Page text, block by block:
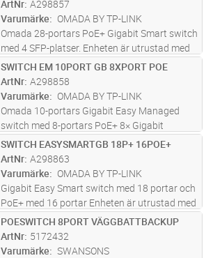
för ytterligare funktioner Centra...läs mer
ArtNr A298857
Varumärke
OMADA BY TP-LINK
Omada 28-portars PoE+ Gigabit Smart switch
med 4 SFP-platser. Enheten är utrustad med
24× Gigabit PoE+-portar, 4× Gigabit SFP-
kortplatser. Specifikationer inkluderar
802.3at/af, 250 W PoE Power, 1U 1
ST Lägg i kundvagn
SWITCH EM 10PORT GB 8XPORT POE
ArtNr A298858
Varumärke
OMADA BY TP-LINK
Omada 10-portars Gigabit Easy Managed
switch med 8-portars PoE+ 8× Gigabit
802.3at/af-kompatibla PoE+ RJ45-portar 1×
Gigabit RJ45-port, 1× Gigabit SFP/RJ45
kombinationsport 123 W effektbudget,
me...läs mer
ST Lägg i kundvagn
SWITCH EASYSMARTGB 18P+ 16POE+
ArtNr A298863
Varumärke
OMADA BY TP-LINK
Gigabit Easy Smart switch med 18 portar och
PoE+ med 16 portar Enheten är utrustad med
16× Gigabit PoE+-portar, 2× Gigabit icke-PoE-
portar, 2× kombinerade Gigabit SFP-
kortplatser Specifikationer in
ST Lägg i kundvagn
POESWITCH 8PORT VÄGGBATTBACKUP
ArtNr 5172432
Varumärke
SWANSONS